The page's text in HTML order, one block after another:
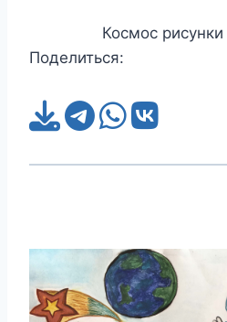
Космос
Поделиться: